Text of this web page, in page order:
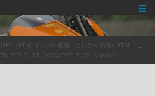
（KTM) インプレ前編・とにかく頑張れKTM ！こ
250 DUKE (2024) TEST RIDE IN JAPAN